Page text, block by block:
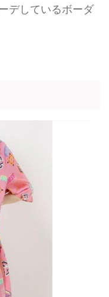
デしているボーダ